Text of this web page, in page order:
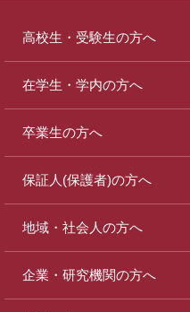
高校生・受験生の方へ
在学生・学内の方へ
卒業生の方へ
保証人(保護者)の方へ
地域・社会人の方へ
企業・研究機関の方へ